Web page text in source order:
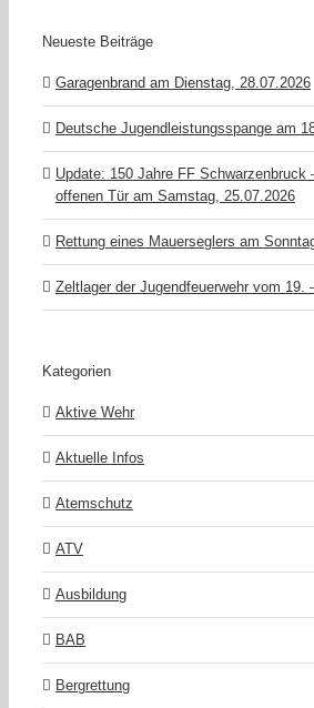
Neueste Beiträge
Garagenbrand am Dienstag, 28.07.2026
Deutsche Jugendleistungsspange am
Update: 150 Jahre FF Schwarzenbruck
offenen Tür am Samstag, 25.07.2026
Rettung eines Mauerseglers am
Zeltlager der Jugendfeuerwehr vom 19.
Kategorien
Aktive Wehr
Aktuelle Infos
Atemschutz
ATV
Ausbildung
BAB
Bergrettung